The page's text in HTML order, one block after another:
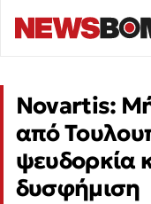
Novartis:
από
ψευδορκία
δυσφήμιση